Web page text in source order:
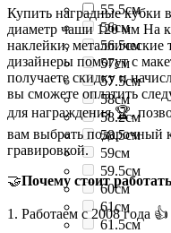
55.5см
56см
56.5см
57см
57.5см
58см
58.2см
58.5см
59см
59.5см
60см
61см
61.5см
Купить наградные кубки
диаметр чаши 120 мм На
наклейки,
дизайнеры помогут с
получаете скидку и
вы сможете оплатить
для награждения 🏆,
вам выбрать подарочный
гравировкой.
🤝Почему стоит
1. Работаем с 2008 года 👍